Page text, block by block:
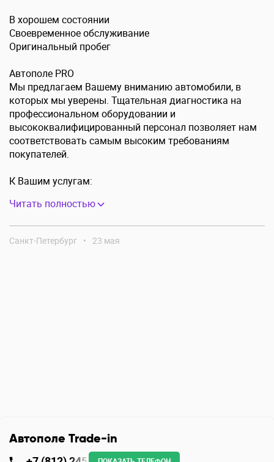
В хорошем состоянии
Своевременное обслуживание
Оригинальный пробег
Автополе PRO
Мы предлагаем Вашему вниманию автомобили, в
которых мы уверены. Тщательная диагностика на
профессиональном оборудовании и
высококвалифицированный персонал позволяет нам
соответствовать самым высоким требованиям
покупателей.
К Вашим услугам:
Читать полностью
Санкт-Петербург • 23 мая
Автополе Trade-in